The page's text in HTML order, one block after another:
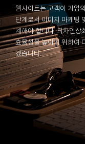
웹사이트는 고객이 기업
단계로서 이미지 마케팅
계해야 합니다. 듸자인상
효율성을 높이기 위하여
겠습니다.